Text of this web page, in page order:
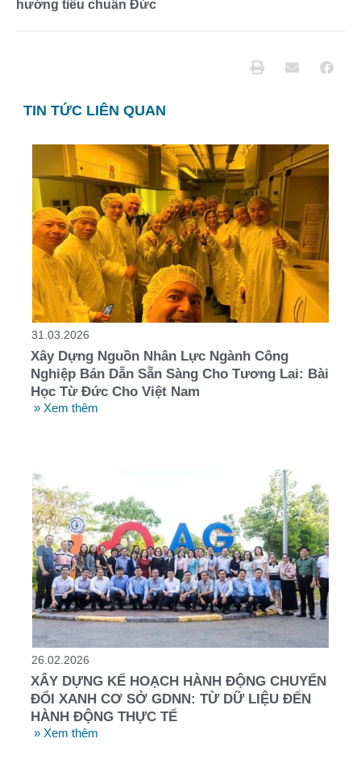
hướng tiêu chuẩn Đức
TIN TỨC LIÊN QUAN
31.03.2026
Xây Dựng Nguồn Nhân Lực Ngành Công
Nghiệp Bán Dẫn Sẵn Sàng Cho Tương Lai: Bài
Học Từ Đức Cho Việt Nam
» Xem thêm
26.02.2026
XÂY DỰNG KẾ HOẠCH HÀNH ĐỘNG CHUYỂN
ĐỔI XANH CƠ SỞ GDNN: TỪ DỮ LIỆU ĐẾN
HÀNH ĐỘNG THỰC TẾ
» Xem thêm